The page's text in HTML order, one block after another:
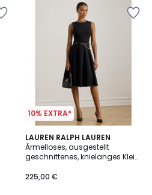
10% EXTRA*
LAUREN RALPH LAUREN
Ärmelloses, ausgestellt
geschnittenes, knielanges Kleid
225,00 €